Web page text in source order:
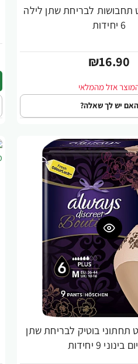
תחבושות לבריחת שתן לילה
6 יחידות
₪16.90
האם יש לך שאלה?
תחתוני בוטיק לבריחת שתן
9 יחידות